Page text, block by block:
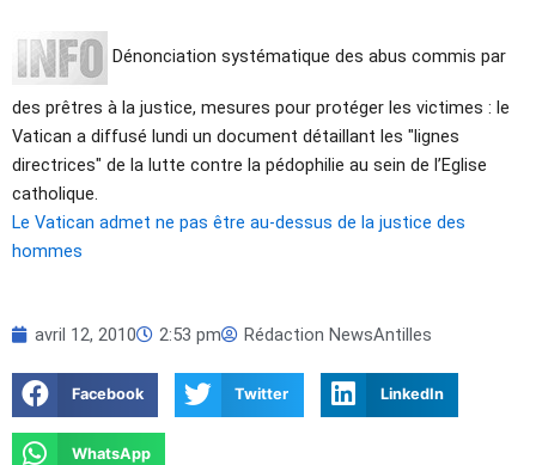
Dénonciation systématique des abus commis par
des prêtres à la justice, mesures pour protéger les victimes : le
Vatican a diffusé lundi un document détaillant les "lignes
directrices" de la lutte contre la pédophilie au sein de l’Eglise
catholique.
Le Vatican admet ne pas être au-dessus de la justice des
hommes
avril 12, 2010 2:53 pm Rédaction NewsAntilles
Facebook Twitter LinkedIn
WhatsApp